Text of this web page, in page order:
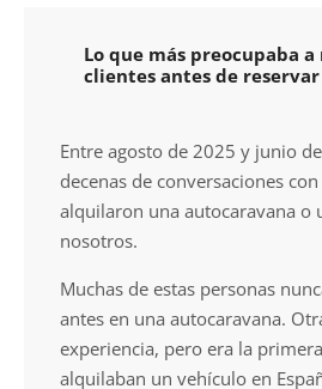
Lo que más preocupaba
clientes antes de reservar
Entre agosto de 2025 y junio
decenas de conversaciones
alquilaron una autocaravana o
nosotros.
Muchas de estas personas
antes en una autocaravana.
experiencia, pero era la
alquilaban un vehículo en